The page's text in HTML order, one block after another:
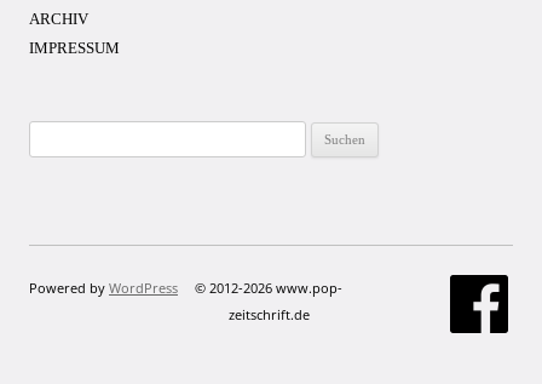
ARCHIV
IMPRESSUM
nach:
Powered by WordPress
© 2012-2026 www.pop-
zeitschrift.de